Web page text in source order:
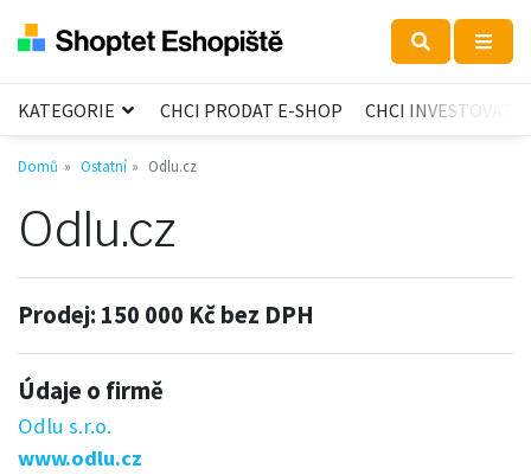
KATEGORIE CHCI PRODAT E-SHOP CHCI INVESTOVAT
Domů Ostatní Odlu.cz
Odlu.cz
Prodej: 150 000 Kč bez DPH
Údaje o firmě
Odlu s.r.o.
www.odlu.cz